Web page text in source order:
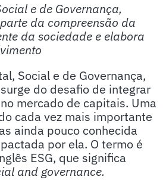
e de Governança,
da compreensão da
da sociedade e elabora
Social e de Governança,
do desafio de integrar
mercado de capitais. Uma
cada vez mais importante
ainda pouco conhecida
por ela. O termo é
ESG, que significa
and governance.